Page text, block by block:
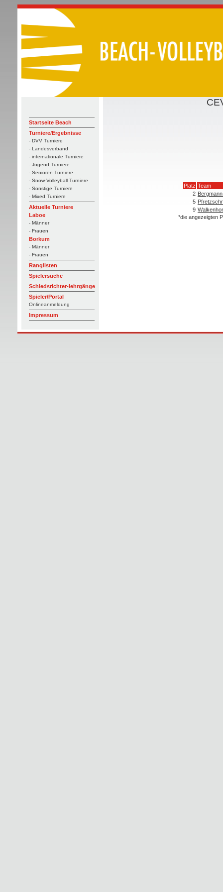
Startseite Beach
Turniere/Ergebnisse
- DVV Turniere
- Landesverband
- internationale Turniere
- Jugend Turniere
- Senioren Turniere
- Snow-Volleyball Turniere
- Sonstige Turniere
- Mixed Turniere
Aktuelle Turniere
Laboe
- Männer
- Frauen
Borkum
- Männer
- Frauen
Ranglisten
Spielersuche
Schiedsrichter-lehrgänge
Spieler/Portal
Onlineanmeldung
Impressum
Platz Team
2
5
9
*die angezeigten